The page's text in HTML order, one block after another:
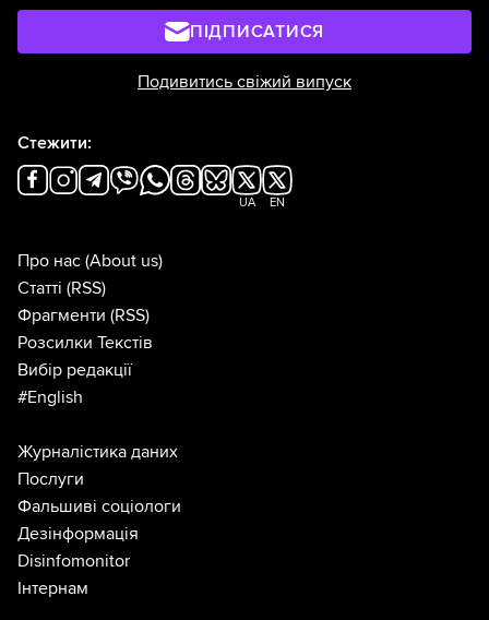
ПІДПИСАТИСЯ
Подивитись свіжий випуск
Стежити:
UA EN
Про нас (About us)
Статті (RSS)
Фрагменти (RSS)
Розсилки Текстів
Вибір редакції
#English
Журналістика даних
Послуги
Фальшиві соціологи
Дезінформація
Disinfomonitor
Інтернам